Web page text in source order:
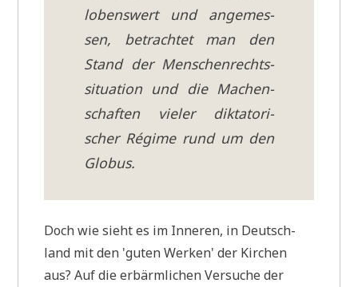
lobens­wert und ange­mes­
sen, betrach­tet man den
Stand der Men­schen­rechts­
si­tua­ti­on und die Machen­
schaf­ten vie­ler dik­ta­to­ri­
scher Régime rund um den
Glo­bus.
Doch wie sieht es im Inne­ren, in Deutsch­
land mit den 'guten Wer­ken' der Kir­chen
aus? Auf die erbärm­li­chen Ver­su­che der